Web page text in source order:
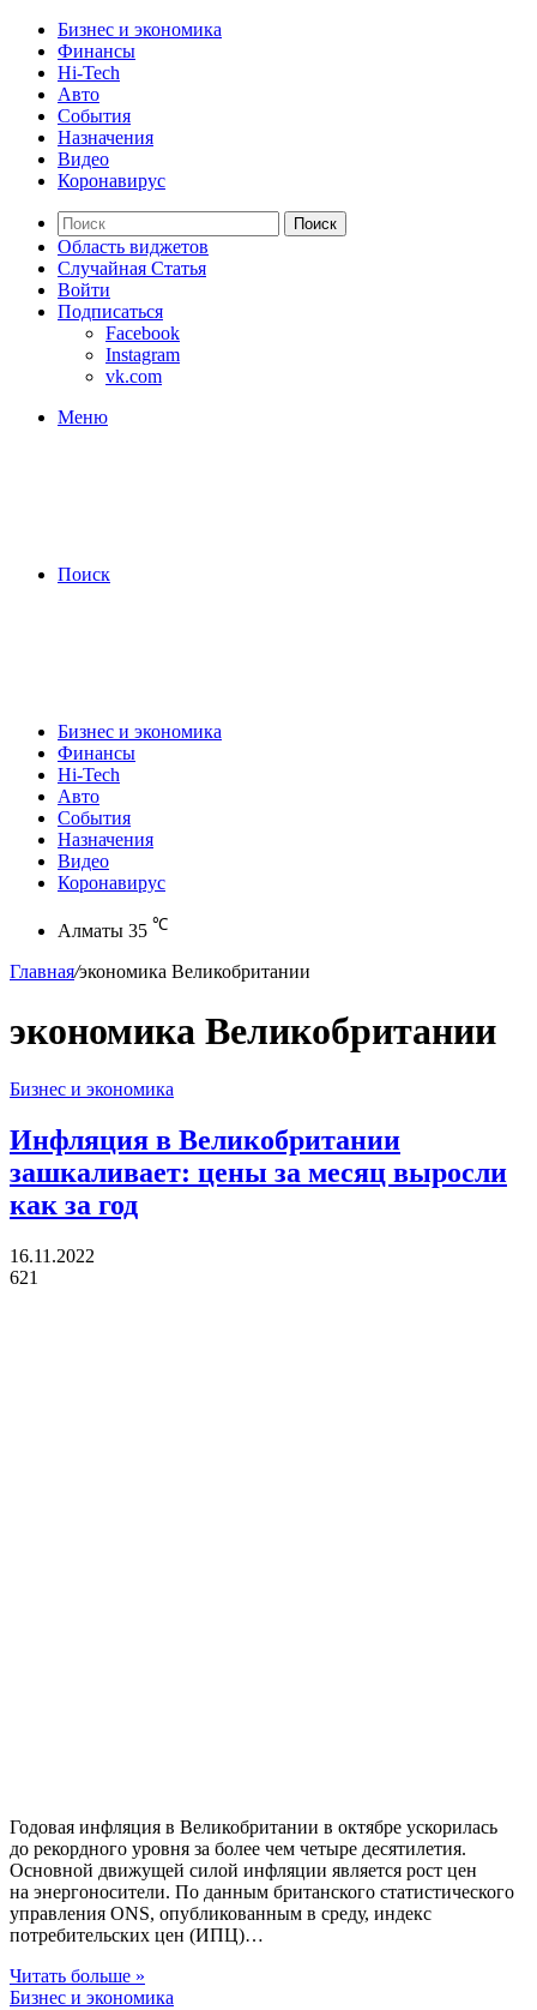
Бизнес и экономика
Финансы
Hi-Tech
Авто
События
Назначения
Видео
Коронавирус
Поиск
Область виджетов
Случайная Статья
Войти
Подписаться
Facebook
Instagram
vk.com
Меню
Поиск
Бизнес и экономика
Финансы
Hi-Tech
Авто
События
Назначения
Видео
Коронавирус
Алматы 35 ℃
Главная/экономика Великобритании
экономика Великобритании
Бизнес и экономика
Инфляция в Великобритании
зашкаливает: цены за месяц выросли
как за год
16.11.2022
621
Годовая инфляция в Великобритании в октябре ускорилась
до рекордного уровня за более чем четыре десятилетия.
Основной движущей силой инфляции является рост цен
на энергоносители. По данным британского статистического
управления ONS, опубликованным в среду, индекс
потребительских цен (ИПЦ)…
Читать больше »
Бизнес и экономика